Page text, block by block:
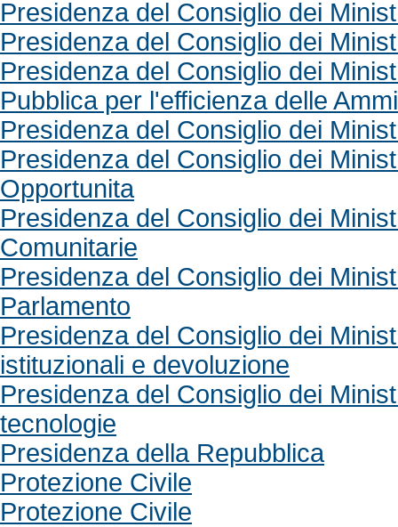
Presidenza del Consiglio dei
Presidenza del Consiglio dei
Presidenza del Consiglio dei
Pubblica per l'efficienza delle
Presidenza del Consiglio dei
Presidenza del Consiglio dei
Opportunita
Presidenza del Consiglio dei
Comunitarie
Presidenza del Consiglio dei
Parlamento
Presidenza del Consiglio dei
istituzionali e devoluzione
Presidenza del Consiglio dei
tecnologie
Presidenza della Repubblica
Protezione Civile
Protezione Civile